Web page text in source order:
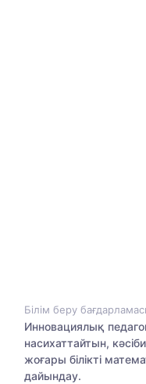
Білім беру
Инновациялық
насихаттайтын,
жоғары білікті
дайындау.